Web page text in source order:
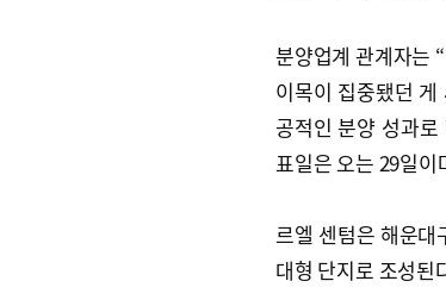
분양업계 관계자는
이목이 집중됐던
공적인 분양 성과
표일은 오는 29일이
르엘 센텀은 해운
대형 단지로 조성된